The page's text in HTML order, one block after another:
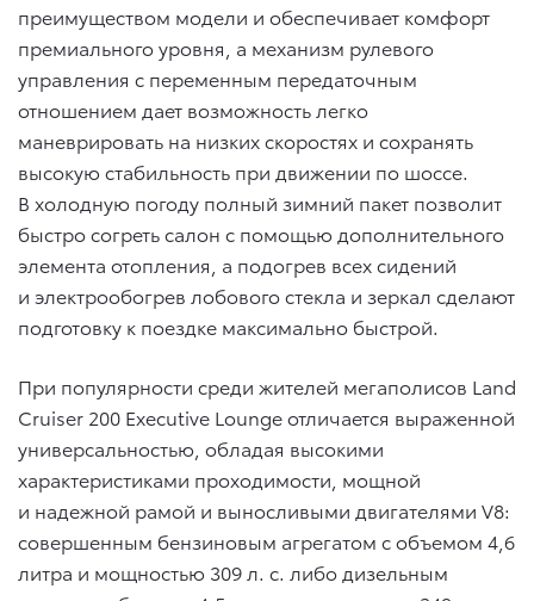
преимуществом модели и обеспечивает комфорт
премиального уровня, а механизм рулевого
управления с переменным передаточным
отношением дает возможность легко
маневрировать на низких скоростях и сохранять
высокую стабильность при движении по шоссе.
В холодную погоду полный зимний пакет позволит
быстро согреть салон с помощью дополнительного
элемента отопления, а подогрев всех сидений
и электрообогрев лобового стекла и зеркал сделают
подготовку к поездке максимально быстрой.
При популярности среди жителей мегаполисов Land
Cruiser 200 Executive Lounge отличается выраженной
универсальностью, обладая высокими
характеристиками проходимости, мощной
и надежной рамой и выносливыми двигателями V8:
совершенным бензиновым агрегатом с объемом 4,6
литра и мощностью 309 л. с. либо дизельным